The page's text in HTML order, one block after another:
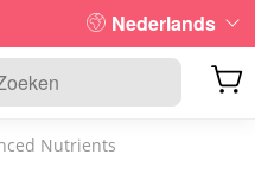
Nederlands
Nutrients